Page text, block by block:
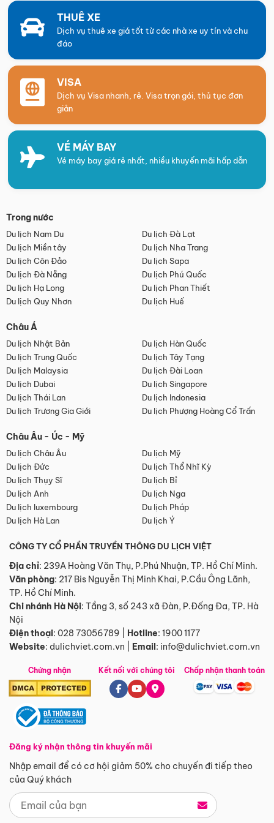
THUÊ XE
Dịch vụ thuê xe giá tốt từ các nhà xe uy tín và chu
đáo
VISA
Dịch vụ Visa nhanh, rẻ. Visa trọn gói, thủ tục đơn
giản
VÉ MÁY BAY
Vé máy bay giá rẻ nhất, nhiều khuyến mãi hấp dẫn
Trong nước
Du lịch Nam Du
Du lịch Đà Lạt
Du lịch Miền tây
Du lịch Nha Trang
Du lịch Côn Đảo
Du lịch Sapa
Du lịch Đà Nẵng
Du lịch Phú Quốc
Du lịch Hạ Long
Du lịch Phan Thiết
Du lịch Quy Nhơn
Du lịch Huế
Châu Á
Du lịch Nhật Bản
Du lịch Hàn Quốc
Du lịch Trung Quốc
Du lịch Tây Tạng
Du lịch Malaysia
Du lịch Đài Loan
Du lịch Dubai
Du lịch Singapore
Du lịch Thái Lan
Du lịch Indonesia
Du lịch Trương Gia Giới
Du lịch Phượng Hoàng Cổ Trấn
Châu Âu - Úc - Mỹ
Du lịch Châu Âu
Du lịch Mỹ
Du lịch Đức
Du lịch Thổ Nhĩ Kỳ
Du lịch Thụy Sĩ
Du lịch Bỉ
Du lịch Anh
Du lịch Nga
Du lịch luxembourg
Du lịch Pháp
Du lịch Hà Lan
Du lịch Ý
CÔNG TY CỔ PHẦN TRUYỀN THÔNG DU LỊCH VIỆT
Địa chỉ: 239A Hoàng Văn Thụ, P.Phú Nhuận, TP. Hồ Chí Minh.
Văn phòng: 217 Bis Nguyễn Thị Minh Khai, P.Cầu Ông Lãnh,
TP. Hồ Chí Minh.
Chi nhánh Hà Nội: Tầng 3, số 243 xã Đàn, P.Đống Đa, TP. Hà
Nội
Điện thoại: 028 73056789 Hotline: 1900 1177
Website: dulichviet.com.vn Email: info@dulichviet.com.vn
Chứng nhận
Đăng ký nhận thông tin khuyến mãi
Nhập email để có cơ hội giảm 50% cho chuyến đi tiếp theo
của Quý khách
Kết nối với chúng tôi Chấp nhận thanh toán